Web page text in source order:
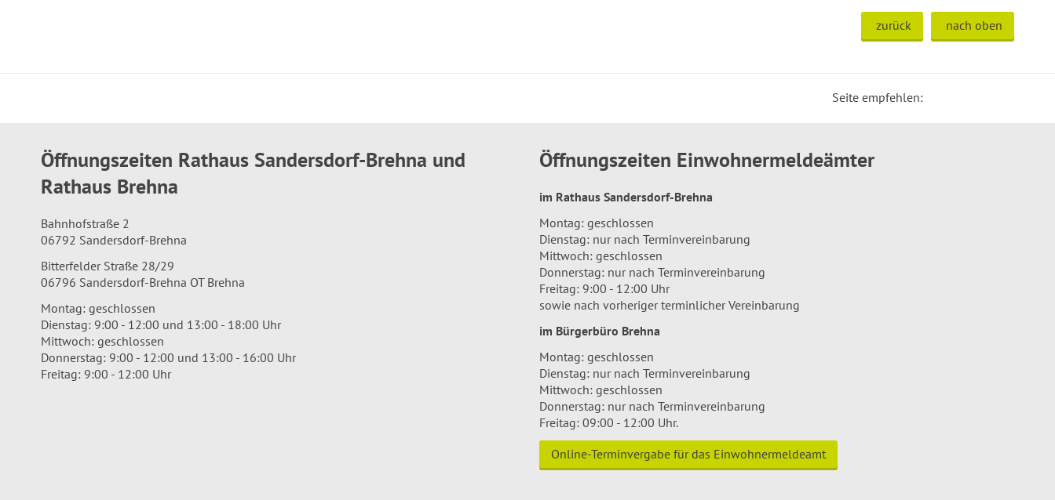
zurück nach oben
Seite empfehlen:
Öffnungszeiten Rathaus Sandersdorf-Brehna und
Rathaus Brehna
Bahnhofstraße 2
06792 Sandersdorf-Brehna
Bitterfelder Straße 28/29
06796 Sandersdorf-Brehna OT Brehna
Montag: geschlossen
Dienstag: 9:00 - 12:00 und 13:00 - 18:00 Uhr
Mittwoch: geschlossen
Donnerstag: 9:00 - 12:00 und 13:00 - 16:00 Uhr
Freitag: 9:00 - 12:00 Uhr
Öffnungszeiten Einwohnermeldeämter
im Rathaus Sandersdorf-Brehna
Montag: geschlossen
Dienstag: nur nach Terminvereinbarung
Mittwoch: geschlossen
Donnerstag: nur nach Terminvereinbarung
Freitag: 9:00 - 12:00 Uhr
sowie nach vorheriger terminlicher Vereinbarung
im Bürgerbüro Brehna
Montag: geschlossen
Dienstag: nur nach Terminvereinbarung
Mittwoch: geschlossen
Donnerstag: nur nach Terminvereinbarung
Freitag: 09:00 - 12:00 Uhr.
Online-Terminvergabe für das Einwohnermeldeamt